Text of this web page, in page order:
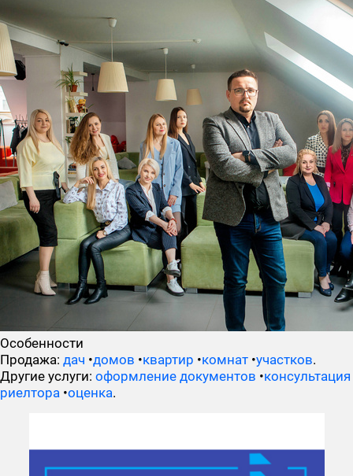
Особенности
Продажа: дач •домов •квартир •комнат •участков.
Другие услуги: оформление документов •консультация
риелтора •оценка.